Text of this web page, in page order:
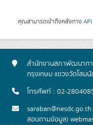
คุณสามารถเข้าถึงคลังทาง API
สำนักงานสภาพัฒนากา
กรุงเกษม แขวงวัดโสม
โทรศัพท์ : 02-
สอบถามข้อมูล)